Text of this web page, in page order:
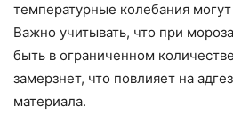
температурные колебания
Важно учитывать, что при
быть в ограниченном
замерзнет, что повлияет на
материала.